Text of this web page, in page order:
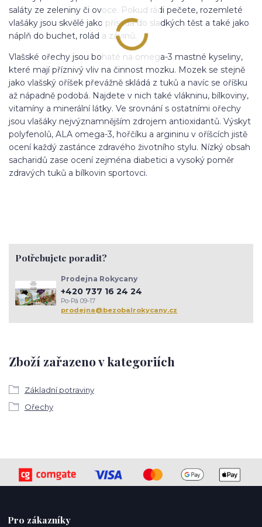
saláty ze zeleniny či ovoce. Pokud rádi pečete, rozemleté
vlašáky jsou skvělé jako přísada do sladkých těst a také jako
náplň do buchet, rolád a závinů.
Vlašské ořechy jsou bohaté na omega-3 mastné kyseliny,
které mají příznivý vliv na činnost mozku. Mozek se stejně
jako vlašský oříšek převážně skládá z tuků a navíc se oříšku
až nápadně podobá. Najdete v nich také vlákninu, bílkoviny,
vitamíny a minerální látky. Ve srovnání s ostatními ořechy
jsou vlašáky nejvýznamnějším zdrojem antioxidantů. Výskyt
polyfenolů, ALA omega-3, hořčíku a argininu v oříšcích jistě
ocení každý zastánce zdravého životního stylu. Nízký obsah
sacharidů zase ocení zejména diabetici a vysoký poměr
zdravých tuků a bílkovin sportovci.
Zboží zařazeno v kategoriích
Základní potraviny
Ořechy
Potřebujete poradit?
Prodejna Rokycany
+420 737 16 24 24
Po-Pá 09-17
prodejna@bezobalrokycany.cz
Pro zákazníky